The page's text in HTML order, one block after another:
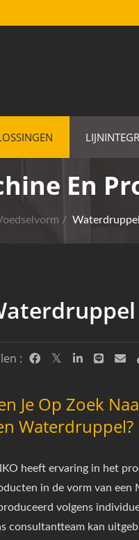
En
/ Waterdruppel
:
Je Op Zoek
Waterdruppel?
heeft ervaring in het
in de vorm van
volgens
consultantteam kan